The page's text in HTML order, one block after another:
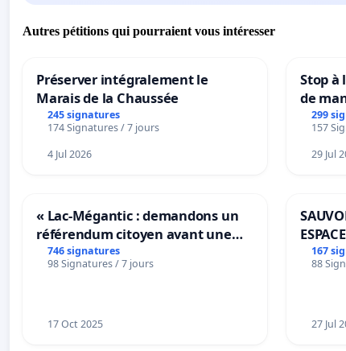
Autres pétitions qui pourraient vous intéresser
Préserver intégralement le
Marais de la Chaussée
245 signatures
174 Signatures / 7 jours
4 Jul 2026
Stop
de
299
157
29 Jul
« Lac-Mégantic : demandons un
référendum citoyen avant une
transformation irréversible de
notre territoire »
746 signatures
98 Signatures / 7 jours
17 Oct 2025
167
88
27 Jul